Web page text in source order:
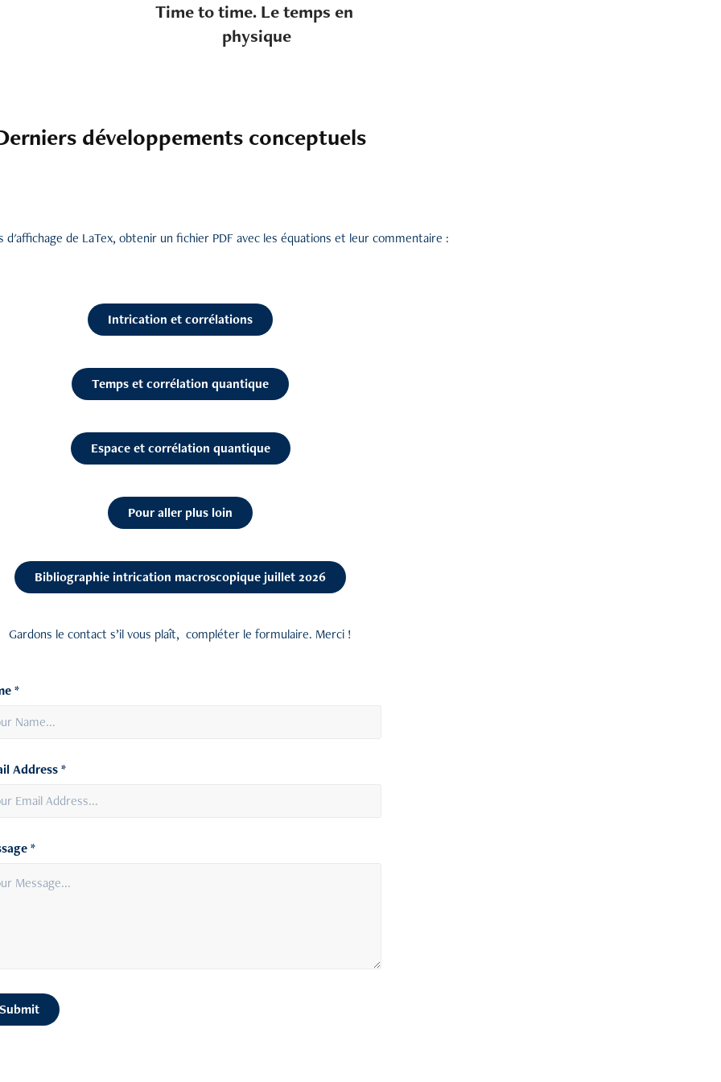
Time to time. Le temps en
physique
développements conceptuels
d'affichage de LaTex, obtenir un fichier PDF avec les équations et leur commentaire :
Intrication et corrélations
Temps et corrélation quantique
Espace et corrélation quantique
Pour aller plus loin
Bibliographie intrication macroscopique juillet 2026
Gardons le contact s’il vous plaît, compléter le formulaire. Merci !
*
Address *
*
Submit